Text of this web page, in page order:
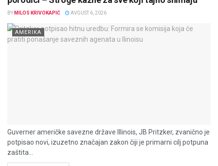
BY MILOS KRIVOKAPIĆ AVGUST 6, 2026
AMERIKA
Guverner američke savezne države Illinois, JB Pritzker, zvanično je
potpisao novi, izuzetno značajan zakon čiji je primarni cilj potpuna
zaštita...